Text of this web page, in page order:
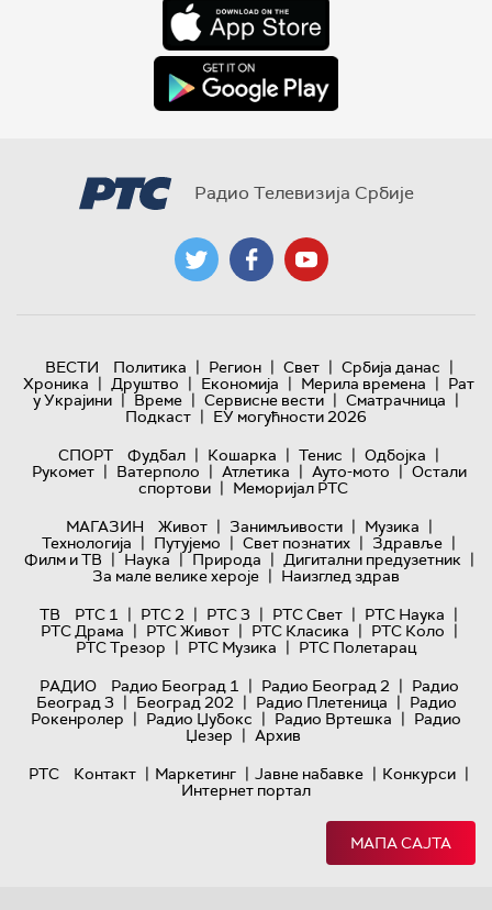
Радио Телевизија Србије
ВЕСТИ Политика | Регион | Свет | Србија данас |
Хроника | Друштво | Економија | Мерила времена | Рат
у Украјини | Време | Сервисне вести | Сматрачница |
Подкаст | ЕУ могућности 2026
СПОРТ
Фудбал | Кошарка | Тенис | Одбојка |
Рукомет | Ватерполо | Атлетика | Ауто-мото | Остали
спортови | Меморијал РТС
МАГАЗИН
Живот | Занимљивости | Музика |
Технологијa | Путујемо | Свет познатих | Здравље |
Филм и ТВ | Наука | Природа | Дигитални предузетник |
За мале велике хероје | Наизглед здрав
ТВ
РТС 1 | РТС 2 | РТС 3 | РТС Свет | РТС Наука |
РТС Драма | РТС Живот | РТС Класика | РТС Коло |
РТС Трезор | РТС Музика | РТС Полетарац
РАДИО
Радио Београд 1 | Радио Београд 2 | Радио
Београд 3 | Београд 202 | Радио Плетеница | Радио
Рокенролер | Радио Џубокс | Радио Вртешка | Радио
Џезер | Архив
РТС
Контакт | Маркетинг | Јавне набавке | Конкурси |
Интернет портал
МАПА САЈТА